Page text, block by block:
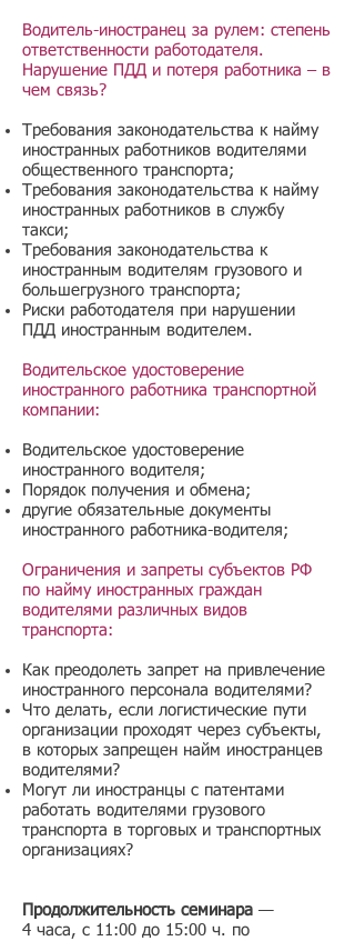
Водитель-иностранец за рулем: степень
ответственности работодателя.
Нарушение ПДД и потеря работника – в
чем связь?
Требования законодательства к найму
иностранных работников водителями
общественного транспорта;
Требования законодательства к найму
иностранных работников в службу
такси;
Требования законодательства к
иностранным водителям грузового и
большегрузного транспорта;
Риски работодателя при нарушении
ПДД иностранным водителем.
Водительское удостоверение
иностранного работника транспортной
компании:
Водительское удостоверение
иностранного водителя;
Порядок получения и обмена;
другие обязательные документы
иностранного работника-водителя;
Ограничения и запреты субъектов РФ
по найму иностранных граждан
водителями различных видов
транспорта:
Как преодолеть запрет на привлечение
иностранного персонала водителями?
Что делать, если логистические пути
организации проходят через субъекты,
в которых запрещен найм иностранцев
водителями?
Могут ли иностранцы с патентами
работать водителями грузового
транспорта в торговых и транспортных
организациях?
Продолжительность семинара —
4 часа, с 11:00 до 15:00 ч. по